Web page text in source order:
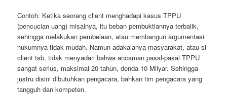
Contoh: Ketika seorang client menghadapi kasus TPPU
(pencucian uang) misalnya, itu beban pembuktiannya terbalik,
sehingga melakukan pembelaan, atau membangun argumentasi
hukumnya tidak mudah. Namun adakalanya masyarakat, atau si
client tsb, tidak menyadari bahwa ancaman pasal-pasal TPPU
sangat serius, maksimal 20 tahun, denda 10 Milyar. Sehingga
justru disini dibutuhkan pengacara, bahkan tim pengacara yang
tangguh dan kompeten.